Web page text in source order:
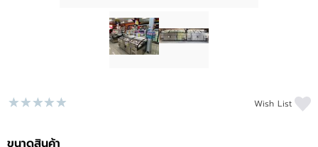
Wish List
ขนาดสินค้า